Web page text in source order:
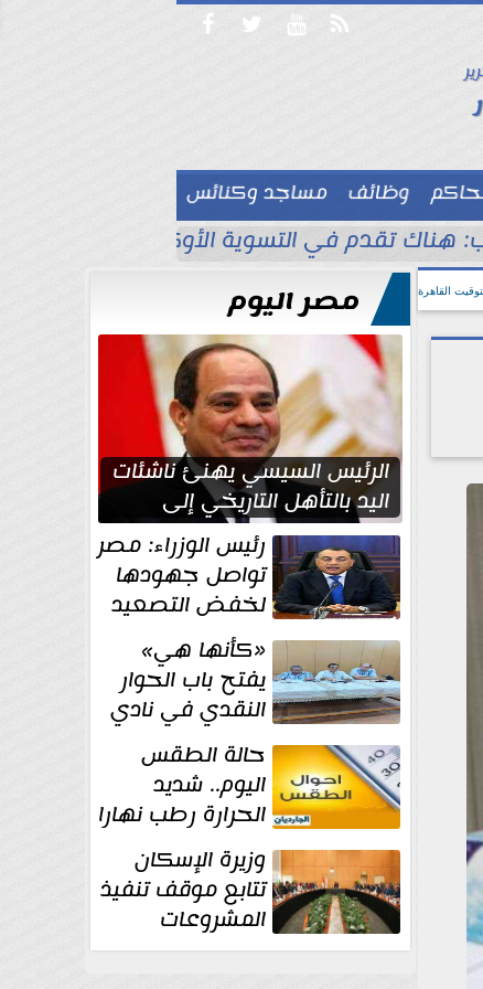
   
وظائف
مساجد وكنائس

هناك تقدم في التسوية الأوكرانية
القاهرة مصر اليوم
الرئيس السيسي يهنئ ناشئات
اليد بالتأهل التاريخي إلى
نصف نهائي كأس العالم
رئيس الوزراء: مصر
تواصل جهودها
لخفض التصعيد
والحفاظ على
الاستقرار الإقليمي«كأنها هي»
يفتح باب الحوار
النقدي في نادي
أدب مصر الجديدة
حالة الطقس
اليوم.. شديد
الحرارة رطب نهارا
مائل للحرارة رطب
ليلا.. و... وزيرة الإسكان
تتابع موقف تنفيذ
المشروعات
والخطة